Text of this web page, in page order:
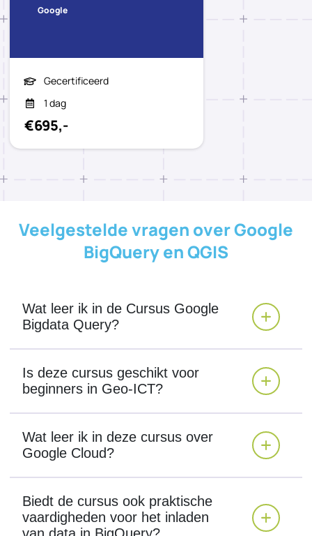
Google
Gecertificeerd
1 dag
€695,-
Veelgestelde vragen over Google
BigQuery en QGIS
Wat leer ik in de Cursus Google
Bigdata Query?
Is deze cursus geschikt voor
beginners in Geo-ICT?
Wat leer ik in deze cursus over
Google Cloud?
Biedt de cursus ook praktische
vaardigheden voor het inladen